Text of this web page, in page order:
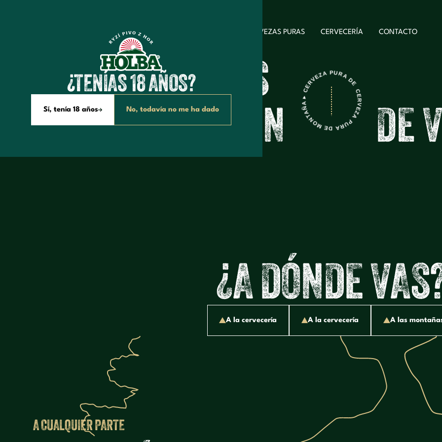
¿TENÍAS 18 AÑOS?
Sí, tenía 18 años No, todavía no me ha dado
CERVEZAS PURAS CERVECERÍA CONTACTO
CERVEZA PURA DE MONTAÑA ▸ CERVEZA PURA DE MONTAÑA ▸
DONDE
S
S N DEV
¿ADÓNDEVAS
A la cervecería A la cervecería A as montaña
A CUALQUIER PARTE